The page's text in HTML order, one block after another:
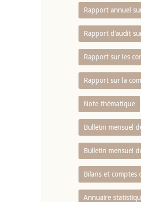
Rapport annuel
Rapport d‘audit
Rapport sur les
Rapport sur la
Note thématique
Bulletin mensuel
Bulletin mensuel
Bilans et comptes
Annuaire